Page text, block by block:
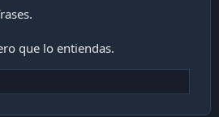
alguna manera no sustentada
q estamos en un dogma, que las
sobre estiman el cambio? Ej algun
así como en un montón de
que lo entiendas.